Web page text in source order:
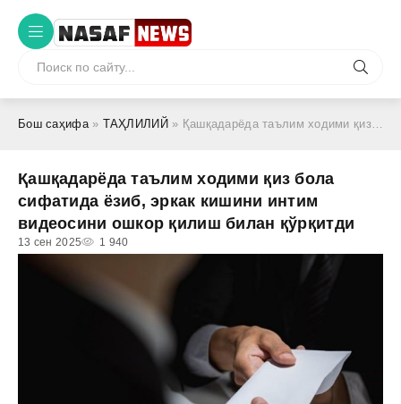
Бош саҳифа» ТАҲЛИЛИЙ » Қашқадарёда таълим ходими қиз бола сифатида ёзиб, эркак кишини интим видеосини ошкор қилиш билан қўрқитди
Қашқадарёда таълим ходими қиз бола
сифатида ёзиб, эркак кишини интим
видеосини ошкор қилиш билан қўрқитди
13 сен 2025 1 940